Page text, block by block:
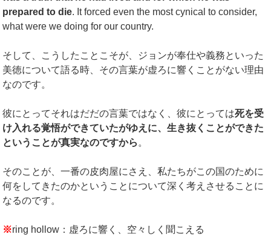
prepared to die. It forced even the most cynical to consider,
what were we doing for our country.
そして、こうしたことこそが、ジョンが奉仕や義務といった
美徳について語る時、その言葉が虚ろに響くことがない理由
なのです。
彼にとってそれはだだの言葉ではなく、彼にとっては死を受
け入れる覚悟ができていたがゆえに、生き抜くことができた
ということが真実なのですから。
そのことが、一番の皮肉屋にさえ、私たちがこの国のために
何をしてきたのかということについて深く考えさせることに
なるのです。
※ring hollow：虚ろに響く、空々しく聞こえる